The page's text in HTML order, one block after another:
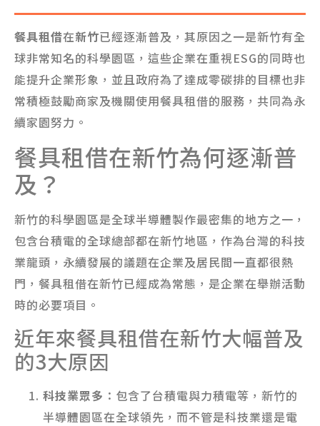
餐具租借在新竹已經逐漸普及，其原因之一是新竹有全
球非常知名的科學園區，這些企業在重視ESG的同時也
能提升企業形象，並且政府為了達成零碳排的目標也非
常積極鼓勵商家及機關使用餐具租借的服務，共同為永
續家園努力。
餐具租借在新竹為何逐漸普
及？
新竹的科學園區是全球半導體製作最密集的地方之一，
包含台積電的全球總部都在新竹地區，作為台灣的科技
業龍頭，永續發展的議題在企業及居民間一直都很熱
門，餐具租借在新竹已經成為常態，是企業在舉辦活動
時的必要項目。
近年來餐具租借在新竹大幅普及
的3大原因
科技業眾多 ：包含了台積電與力積電等，新竹的
半導體園區在全球領先，而不管是科技業還是電